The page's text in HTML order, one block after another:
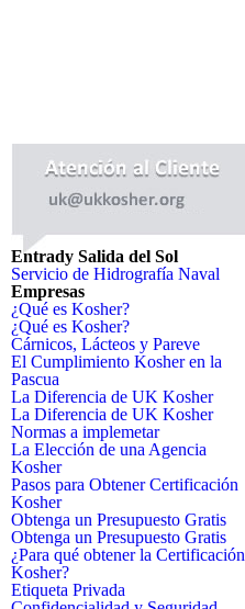
Entrady Salida del Sol
Servicio de Hidrografía Naval
Empresas
¿Qué es Kosher?
¿Qué es Kosher?
Cárnicos, Lácteos y Pareve
El Cumplimiento Kosher en la
Pascua
La Diferencia de UK Kosher
La Diferencia de UK Kosher
Normas a implemetar
La Elección de una Agencia
Kosher
Pasos para Obtener Certificación
Kosher
Obtenga un Presupuesto Gratis
Obtenga un Presupuesto Gratis
¿Para qué obtener la Certificación
Kosher?
Etiqueta Privada